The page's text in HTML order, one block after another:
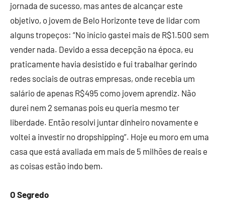
jornada de sucesso, mas antes de alcançar este
objetivo, o jovem de Belo Horizonte teve de lidar com
alguns tropeços: “No início gastei mais de R$1.500 sem
vender nada. Devido a essa decepção na época, eu
praticamente havia desistido e fui trabalhar gerindo
redes sociais de outras empresas, onde recebia um
salário de apenas R$495 como jovem aprendiz. Não
durei nem 2 semanas pois eu queria mesmo ter
liberdade. Então resolvi juntar dinheiro novamente e
voltei a investir no dropshipping”. Hoje eu moro em uma
casa que está avaliada em mais de 5 milhões de reais e
as coisas estão indo bem.
O Segredo